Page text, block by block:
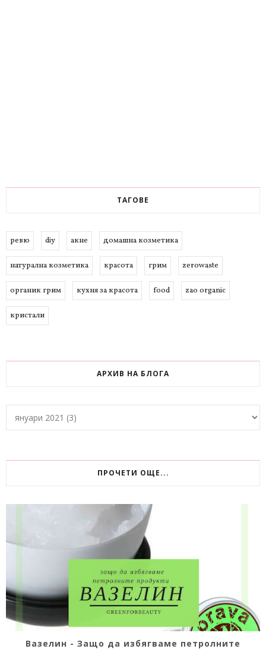
ТАГОВЕ
ревю diy акне домашна козметика
натурална козметика красота грим zerowaste
органик грим кухня за красота food zao organic
кристали
АРХИВ НА БЛОГА
ПРОЧЕТИ ОЩЕ...
Вазелин - Защо да избягваме петролните